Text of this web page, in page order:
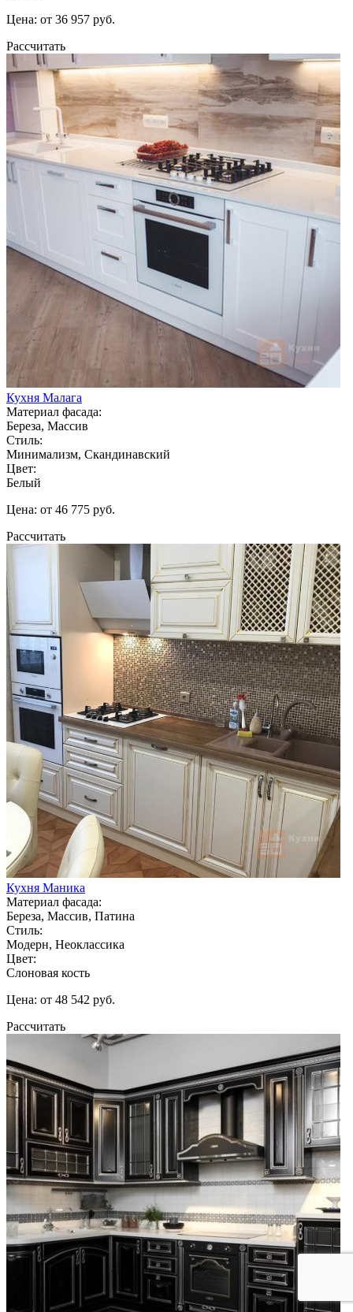
Цена: от 36 957 руб.
Рассчитать
Кухня Малага
Материал фасада:
Береза, Массив
Стиль:
Минимализм, Скандинавский
Цвет:
Белый
Цена: от 46 775 руб.
Рассчитать
Кухня Маника
Материал фасада:
Береза, Массив, Патина
Стиль:
Модерн, Неоклассика
Цвет:
Слоновая кость
Цена: от 48 542 руб.
Рассчитать